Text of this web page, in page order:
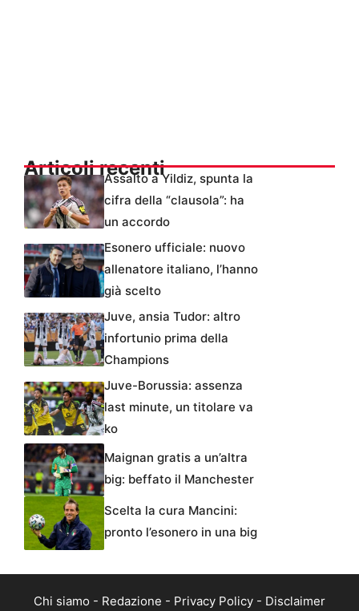
Articoli recentiAssalto a Yildiz, spunta la
cifra della “clausola”: ha
un accordo
Esonero ufficiale: nuovo
allenatore italiano, l’hanno
già scelto
Juve, ansia Tudor: altro
infortunio prima della
Champions
Juve-Borussia: assenza
last minute, un titolare va
ko
Maignan gratis a un’altra
big: beffato il Manchester
Scelta la cura Mancini:
pronto l’esonero in una big
Chi siamo - Redazione - Privacy Policy - Disclaimer